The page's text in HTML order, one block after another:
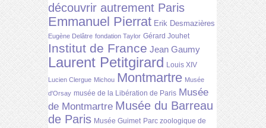
découvrir autrement Paris
Emmanuel Pierrat Erik Desmazières
Eugène Delâtre fondation Taylor Gérard Jouhet
Institut de France Jean Gaumy
Laurent Petitgirard Louis XIV
Lucien Clergue Michou Montmartre Musée
d'Orsay musée de la Libération de Paris Musée
de Montmartre Musée du Barreau
de Paris Musée Guimet Parc zoologique de